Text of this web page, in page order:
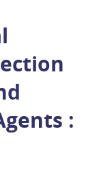
: